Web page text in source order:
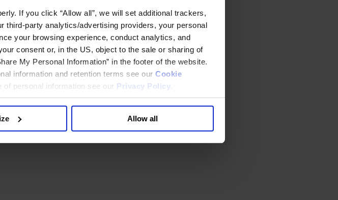
If you click “Allow all”, we will set additional trackers,
third-party analytics/advertising providers, your personal
your browsing experience, conduct analytics, and
consent or, in the US, object to the sale or sharing of
My Personal Information” in the footer of the website.
information and retention terms see our Cookie
of personal information see our Privacy Policy
Allow all